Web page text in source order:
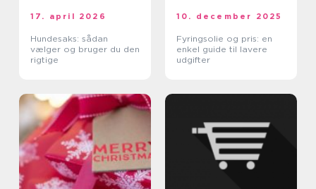
17. april 2026
Hundesaks: sådan
vælger og bruger du den
rigtige
10. december 2025
Fyringsolie og pris: en
enkel guide til lavere
udgifter